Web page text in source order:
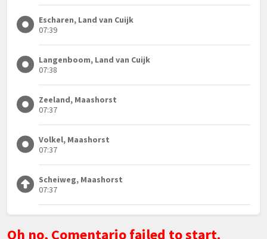
Escharen, Land van Cuijk
07:39
Langenboom, Land van Cuijk
07:38
Zeeland, Maashorst
07:37
Volkel, Maashorst
07:37
Scheiweg, Maashorst
07:37
Oh no, Comentario failed to start.